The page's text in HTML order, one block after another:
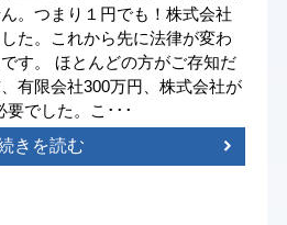
。つまり１円でも！株式会社
た。これから先に法律が変わ
す。 ほとんどの方がご存知だ
有限会社300万円、株式会社が
要でした。こ･･･
きを読む